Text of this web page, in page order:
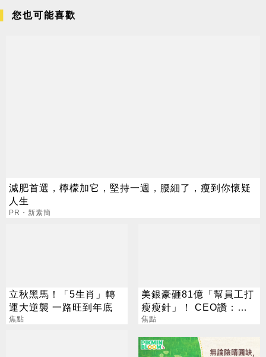
您也可能喜歡
減肥首選，檸檬加它，堅持一週，腰細了，瘦到你懷疑
人生
PR・新素簡
立秋黑馬！「5生肖」轉
運大逆襲 一路旺到年底
焦點
美銀豪砸81億「幫員工打
瘦瘦針」！ CEO讚：一
項值得的投資
焦點